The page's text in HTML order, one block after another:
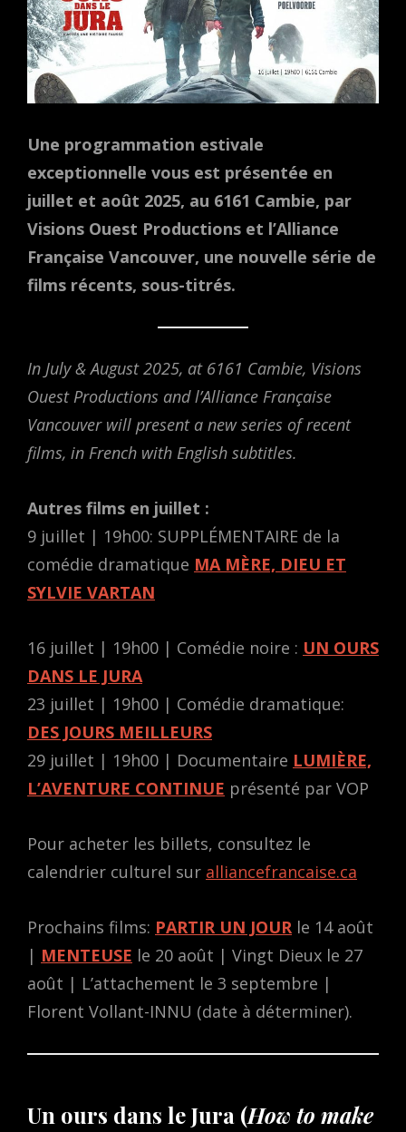
Une programmation estivale
exceptionnelle vous est présentée en
juillet et août 2025, au 6161 Cambie, par
Visions Ouest Productions et l’Alliance
Française Vancouver, une nouvelle série de
films récents, sous-titrés.
In July & August 2025, at 6161 Cambie, Visions
Ouest Productions and l’Alliance Française
Vancouver will present a new series of recent
films, in French with English subtitles.
Autres films en juillet :
9 juillet | 19h00: SUPPLÉMENTAIRE de la
comédie dramatique MA MÈRE, DIEU ET
SYLVIE VARTAN
16 juillet | 19h00 | Comédie noire : UN OURS
DANS LE JURA
23 juillet | 19h00 | Comédie dramatique:
DES JOURS MEILLEURS
29 juillet | 19h00 | Documentaire LUMIÈRE,
L’AVENTURE CONTINUE présenté par VOP
Pour acheter les billets, consultez le
calendrier culturel sur alliancefrancaise.ca
Prochains films: PARTIR UN JOURle 14 août
| MENTEUSE le 20 août | Vingt Dieux le 27
août | L’attachement le 3 septembre |
Florent Vollant-INNU (date à déterminer).
Un ours dans le Jura (How to make